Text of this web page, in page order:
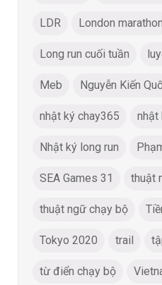
LDR London marathon
Long run cuối tuần
Meb Nguyễn Kiến
nhật ký chay365 nhật
Nhật ký long run
SEA Games 31 thuật
thuật ngữ chạy bộ
Tokyo 2020 trail
từ điển chạy bộ